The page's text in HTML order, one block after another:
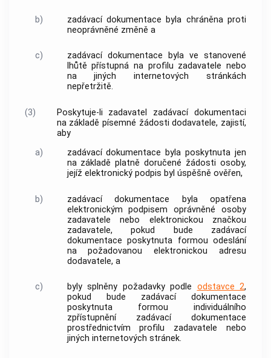
b)
zadávací dokumentace byla chráněna proti
neoprávněné změně a
c)
zadávací dokumentace byla ve stanovené
lhůtě přístupná na profilu zadavatele nebo
na jiných internetových stránkách
nepřetržitě.
(3)
Poskytuje-li zadavatel zadávací dokumentaci
na základě písemné žádosti dodavatele, zajistí,
aby
a)
zadávací dokumentace byla poskytnuta jen
na základě platně doručené žádosti osoby,
jejíž elektronický podpis byl úspěšně ověřen,
b)
zadávací dokumentace byla opatřena
elektronickým podpisem oprávněné osoby
zadavatele nebo elektronickou značkou
zadavatele, pokud bude zadávací
dokumentace poskytnuta formou odeslání
na požadovanou elektronickou adresu
dodavatele, a
c) byly splněny požadavky podle odstavce 2,
pokud bude zadávací dokumentace
poskytnuta formou individuálního
zpřístupnění zadávací dokumentace
prostřednictvímprofilu zadavatele nebo
jiných internetových stránek.